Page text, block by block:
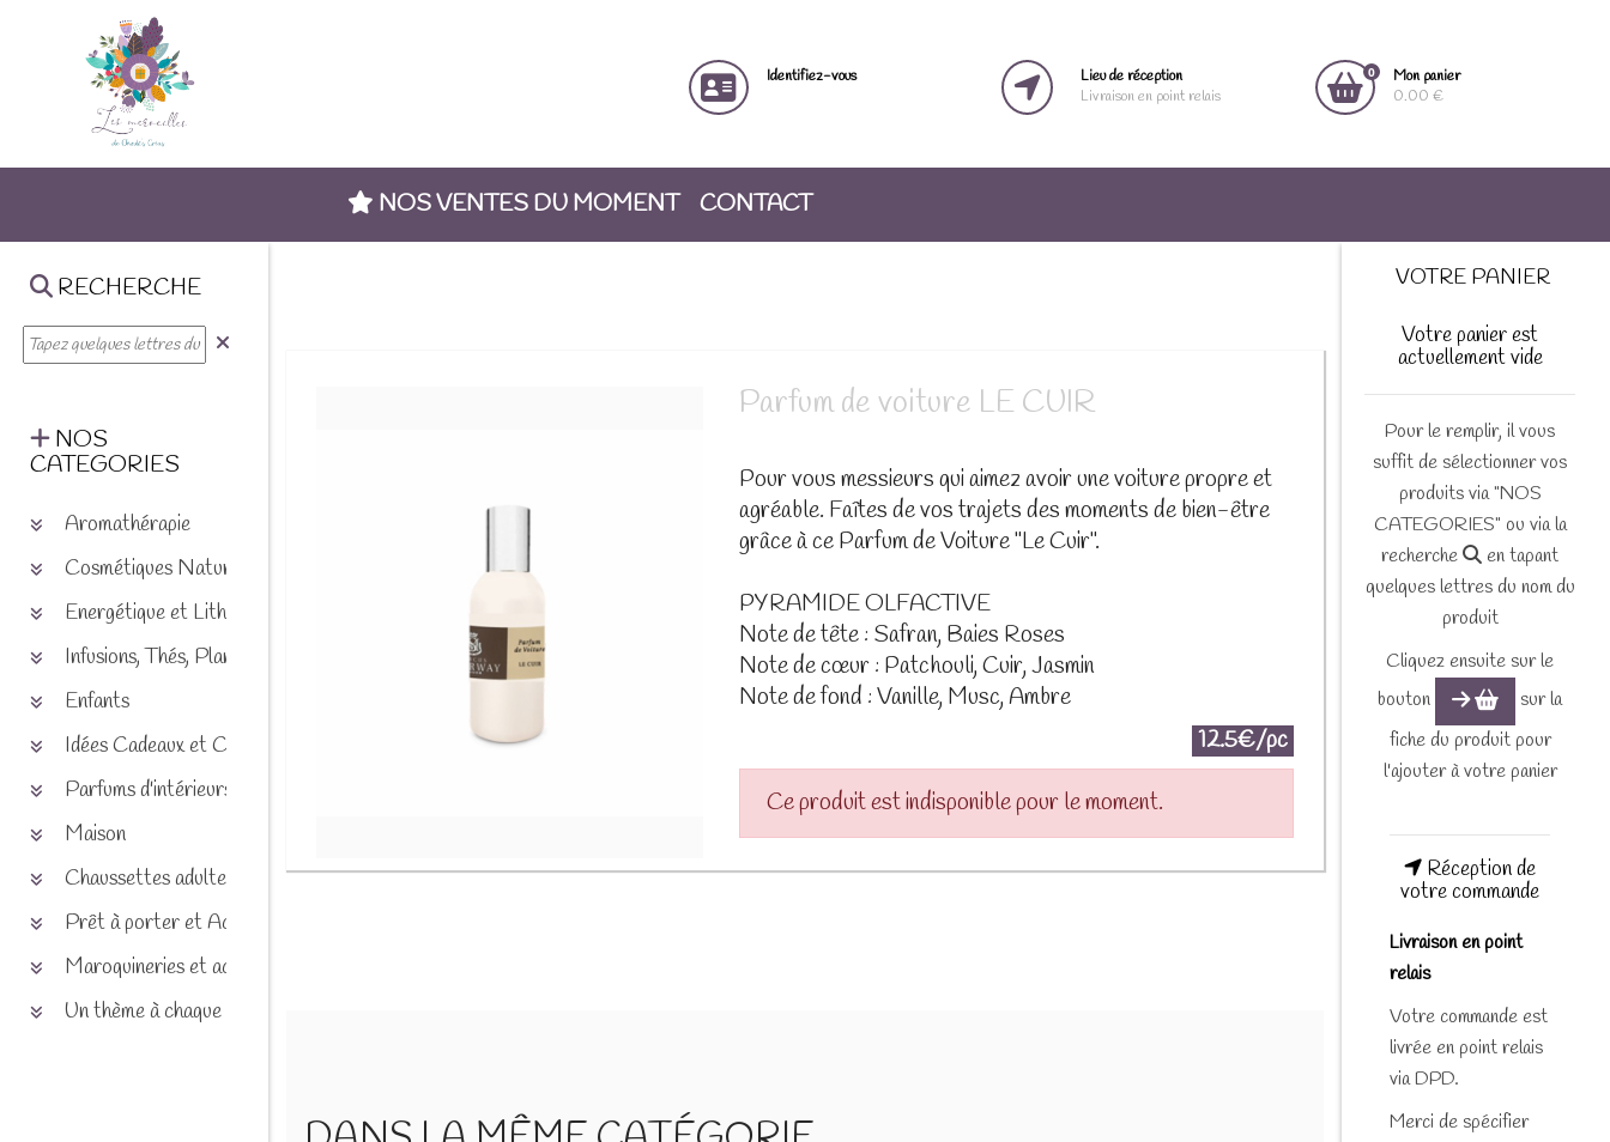
Identifiez-vous
Lieu de réception
Livraison en point relais
0
Mon panier
0.00 €
NOS VENTES DU MOMENT CONTACT
RECHERCHE
NOS
CATEGORIES
Aromathérapie
Cosmétiques Naturels
Energétique et Lithothérapie
Infusions, Thés, Plantes et produits naturels
Enfants
Idées Cadeaux et Chèques
Parfums d'intérieurs
Maison
Chaussettes adultes et enfants
Prêt à porter et Accessoires
Maroquineries et accessoires
Un thème à chaque saison
Parfum de voiture LE CUIR
Pour vous messieurs qui aimez avoir une voiture propre et
agréable. Faîtes de vos trajets des moments de bien-être
grâce à ce Parfum de Voiture "Le Cuir".
PYRAMIDE OLFACTIVE
Note de tête : Safran, Baies Roses
Note de cœur : Patchouli, Cuir, Jasmin
Note de fond : Vanille, Musc, Ambre
12.5€/pc
Ce produit est indisponible pour le moment.
VOTRE PANIER
Votre panier est
actuellement vide
Pour le remplir, il vous
suffit de sélectionner vos
produits via "NOS
CATEGORIES" ou via la
recherche
en tapant
quelques lettres du nom du
produit
Cliquez ensuite sur le
bouton
sur la
fiche du produit pour
l'ajouter à votre panier
Réception de
votre commande
Livraison en point
relais
Votre commande est
livrée en point relais
via DPD.
Merci de spécifier